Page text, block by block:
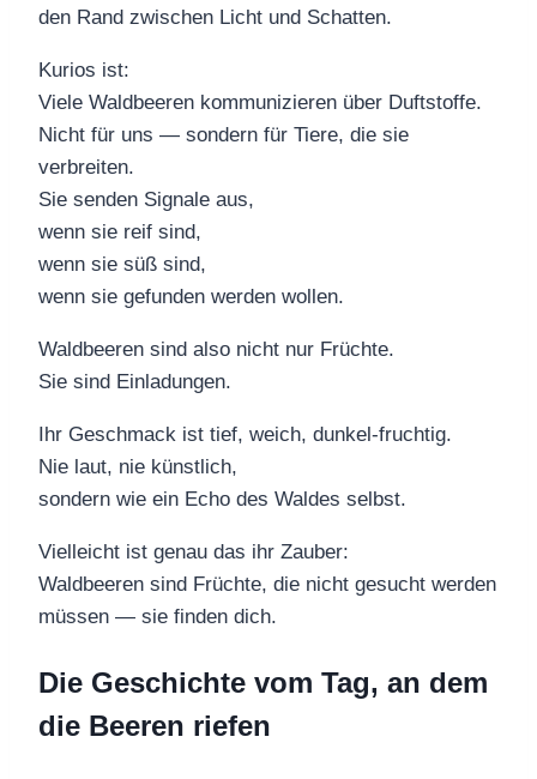
den Rand zwischen Licht und Schatten.
Kurios ist:
Viele Waldbeeren kommunizieren über Duftstoffe.
Nicht für uns — sondern für Tiere, die sie
verbreiten.
Sie senden Signale aus,
wenn sie reif sind,
wenn sie süß sind,
wenn sie gefunden werden wollen.
Waldbeeren sind also nicht nur Früchte.
Sie sind Einladungen.
Ihr Geschmack ist tief, weich, dunkel-fruchtig.
Nie laut, nie künstlich,
sondern wie ein Echo des Waldes selbst.
Vielleicht ist genau das ihr Zauber:
Waldbeeren sind Früchte, die nicht gesucht werden
müssen — sie finden dich.
Die Geschichte vom Tag, an dem
die Beeren riefen